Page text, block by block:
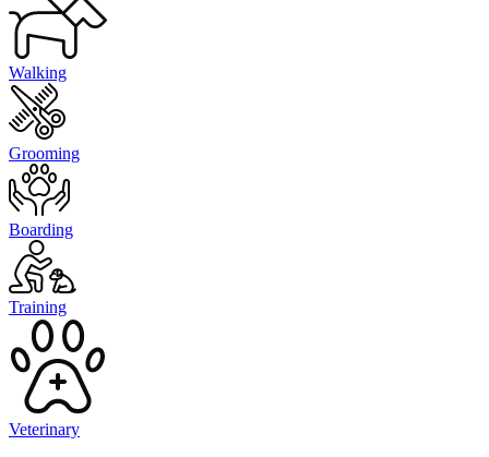
Walking
Grooming
Boarding
Training
Veterinary